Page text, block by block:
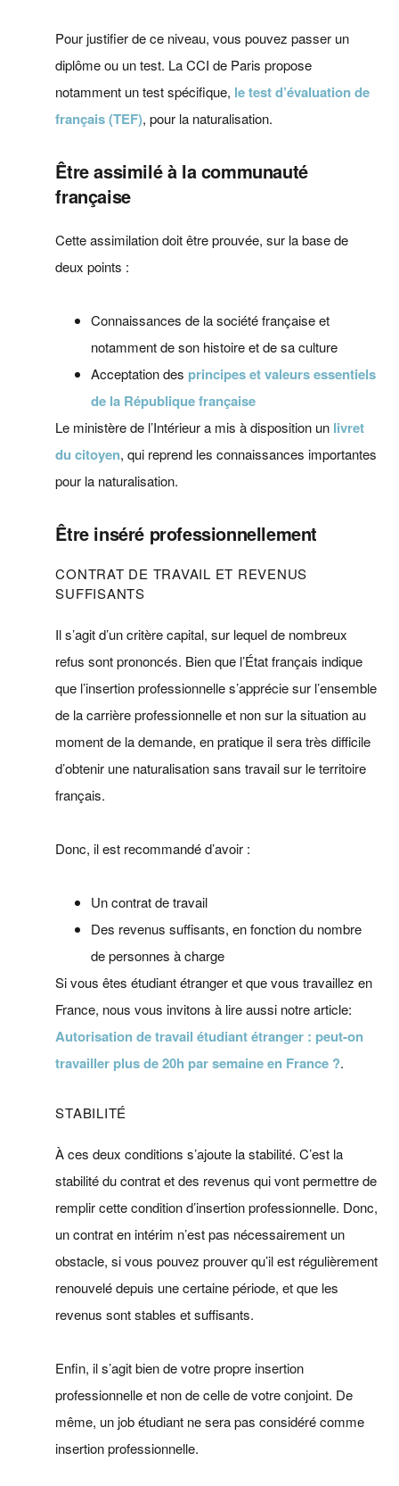
Pour justifier de ce niveau, vous pouvez passer un
diplôme ou un test. La CCI de Paris propose
notamment un test spécifique, le test d’évaluation de
français (TEF), pour la naturalisation.
Être assimilé à la communauté
française
Cette assimilation doit être prouvée, sur la base de
deux points :
Connaissances de la société française et
notamment de son histoire et de sa culture
Acceptation des principes et valeurs essentiels
de la République française
Le ministère de l’Intérieur a mis à disposition un livret
du citoyen, qui reprend les connaissances importantes
pour la naturalisation.
Être inséré professionnellement
CONTRAT DE TRAVAIL ET REVENUS
SUFFISANTS
Il s’agit d’un critère capital, sur lequel de nombreux
refus sont prononcés. Bien que l’État français indique
que l’insertion professionnelle s’apprécie sur l’ensemble
de la carrière professionnelle et non sur la situation au
moment de la demande, en pratique il sera très difficile
d’obtenir une naturalisation sans travail sur le territoire
français.
Donc, il est recommandé d’avoir :
Un contrat de travail
Des revenus suffisants, en fonction du nombre
de personnes à charge
Si vous êtes étudiant étranger et que vous travaillez en
France, nous vous invitons à lire aussi notre article:
Autorisation de travail étudiant étranger : peut-on
travailler plus de 20h par semaine en France ?.
STABILITÉ
À ces deux conditions s’ajoute la stabilité. C’est la
stabilité du contrat et des revenus qui vont permettre de
remplir cette condition d’insertion professionnelle. Donc,
un contrat en intérim n’est pas nécessairement un
obstacle, si vous pouvez prouver qu’il est régulièrement
renouvelé depuis une certaine période, et que les
revenus sont stables et suffisants.
Enfin, il s’agit bien de votre propre insertion
professionnelle et non de celle de votre conjoint. De
même, un job étudiant ne sera pas considéré comme
insertion professionnelle.